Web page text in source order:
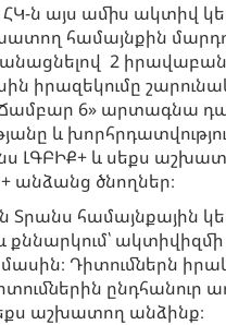
ՀԿ-ն այս ամիս ակտիվ
համայնքին
2
իրազեկումը
6» արտագնա
և
ԼԳԲԻՔ+ և սեքս
անձանց ծնողներ։
Տրանս համայնքային
և քննարկում՝
Դիտումներն
աշխատող անձինք։